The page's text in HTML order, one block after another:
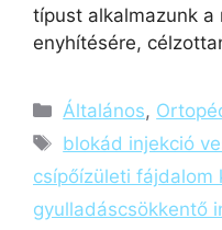
típust alkalmazunk a
enyhítésére,
Általános,
blokád injekció
csípőízületi fájdalom
gyulladáscsökkentő